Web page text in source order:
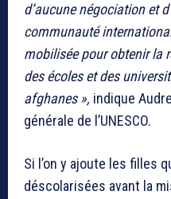
d’aucune négociation et
communauté
mobilisée pour obtenir la
des écoles et des
afghanes », indique
générale de l’UNESCO.
Si l’on y ajoute les filles
déscolarisées avant la